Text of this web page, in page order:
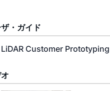
・ガイド
LiDAR Customer